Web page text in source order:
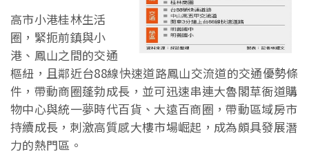
高市小港桂林生活
圈，緊扼前鎮與小
港、鳳山之間的交通
樞紐，且鄰近台88線快速道路鳳山交流道的交通優勢條
件，帶動商圈蓬勃成長，並可迅速串連大魯閣草衙道購
物中心與統一夢時代百貨、大遠百商圈，帶動區域房市
持續成長，刺激高質感大樓市場崛起，成為頗具發展潛
力的熱門區。